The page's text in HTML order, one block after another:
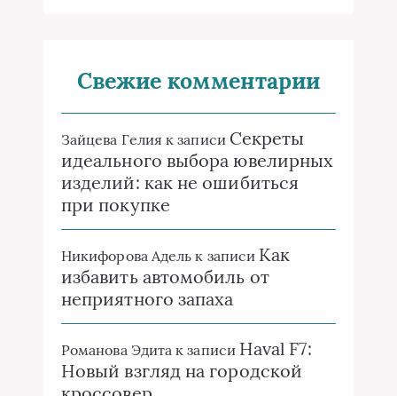
Свежие комментарии
Зайцева Гелия к записи Секреты
идеального выбора ювелирных
изделий: как не ошибиться
при покупке
Никифорова Адель к записи Как
избавить автомобиль от
неприятного запаха
Романова Эдита к записи Haval F7:
Новый взгляд на городской